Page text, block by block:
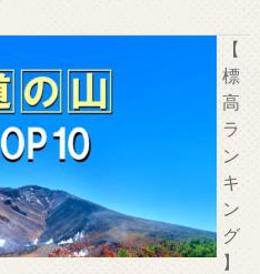
【
標
高
ラ
ン
キ
ン
グ
】